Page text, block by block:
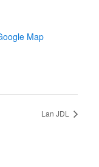
Map
Lan JDL